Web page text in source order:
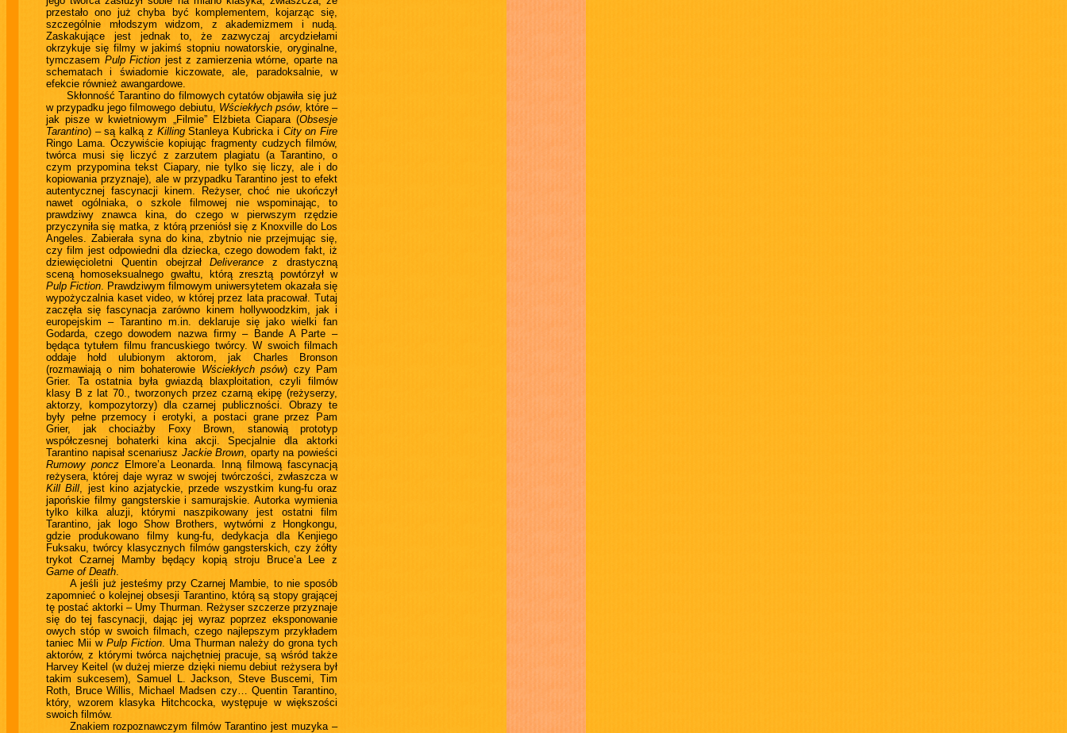
przestało ono już chyba być komplementem, kojarząc się,
szczególnie młodszym widzom, z akademizmem i nudą.
Zaskakujące jest jednak to, że zazwyczaj arcydziełami
okrzykuje się filmy w jakimś stopniu nowatorskie, oryginalne,
tymczasem Pulp Fiction jest z zamierzenia wtórne, oparte na
schematach i świadomie kiczowate, ale, paradoksalnie, w
efekcie również awangardowe.
Skłonność Tarantino do filmowych cytatów objawiła się już
w przypadku jego filmowego debiutu, Wściekłych psów, które –
jak pisze w kwietniowym „Filmie” Elżbieta Ciapara (Obsesje
Tarantino) – są kalką z KillingStanleya Kubricka i City on Fire
Ringo Lama. Oczywiście kopiując fragmenty cudzych filmów,
twórca musi się liczyć z zarzutem plagiatu (a Tarantino, o
czym przypomina tekst Ciapary, nie tylko się liczy, ale i do
kopiowania przyznaje), ale w przypadku Tarantino jest to efekt
autentycznej fascynacji kinem. Reżyser, choć nie ukończył
nawet ogólniaka, o szkole filmowej nie wspominając, to
prawdziwy znawca kina, do czego w pierwszym rzędzie
przyczyniła się matka, z którą przeniósł się z Knoxville do Los
Angeles. Zabierała syna do kina, zbytnio nie przejmując się,
czy film jest odpowiedni dla dziecka, czego dowodem fakt, iż
dziewięcioletni Quentin obejrzałDeliverance z drastyczną
sceną homoseksualnego gwałtu, którą zresztą powtórzył w
Pulp Fiction. Prawdziwym filmowym uniwersytetem okazała się
wypożyczalnia kaset video, w której przez lata pracował. Tutaj
zaczęła się fascynacja zarówno kinem hollywoodzkim, jak i
europejskim – Tarantino m.in. deklaruje się jako wielki fan
Godarda, czego dowodem nazwa firmy – Bande A Parte –
będąca tytułem filmu francuskiego twórcy. W swoich filmach
oddaje hołd ulubionym aktorom, jak Charles Bronson
(rozmawiają o nim bohaterowie Wściekłych psów) czy Pam
Grier. Ta ostatnia była gwiazdą blaxploitation, czyli filmów
klasy B z lat 70., tworzonych przez czarną ekipę (reżyserzy,
aktorzy, kompozytorzy) dla czarnej publiczności. Obrazy te
były pełne przemocy i erotyki, a postaci grane przez Pam
Grier, jak chociażby Foxy Brown, stanowią prototyp
współczesnej bohaterki kina akcji. Specjalnie dla aktorki
Tarantino napisał scenariusz Jackie Brown, oparty na powieści
Rumowy poncz Elmore’a Leonarda. Inną filmową fascynacją
reżysera, której daje wyraz w swojej twórczości, zwłaszcza w
Kill Bill, jest kino azjatyckie, przede wszystkim kung-fu oraz
japońskie filmy gangsterskie i samurajskie. Autorka wymienia
tylko kilka aluzji, którymi naszpikowany jest ostatni film
Tarantino, jak logo Show Brothers, wytwórni z Hongkongu,
gdzie produkowano filmy kung-fu, dedykacja dla Kenjiego
Fuksaku, twórcy klasycznych filmów gangsterskich, czy żółty
trykot Czarnej Mamby będący kopią stroju Bruce’a Lee z
Game of Death.
A jeśli już jesteśmy przy Czarnej Mambie, to nie sposób
zapomnieć o kolejnej obsesji Tarantino, którą są stopy grającej
tę postać aktorki – Umy Thurman. Reżyser szczerze przyznaje
się do tej fascynacji, dając jej wyraz poprzez eksponowanie
owych stóp w swoich filmach, czego najlepszym przykładem
taniec Mii w Pulp Fiction. Uma Thurman należy do grona tych
aktorów, z którymi twórca najchętniej pracuje, są wśród także
Harvey Keitel (w dużej mierze dzięki niemu debiut reżysera był
takim sukcesem), Samuel L. Jackson, Steve Buscemi, Tim
Roth, Bruce Willis, Michael Madsen czy… Quentin Tarantino,
który, wzorem klasyka Hitchcocka, występuje w większości
swoich filmów.
Znakiem rozpoznawczym filmów Tarantino jest muzyka –